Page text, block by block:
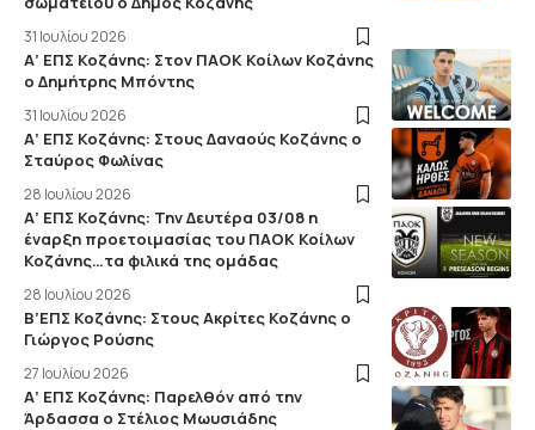
31 Ιουλίου 2026
Α’ ΕΠΣ Κοζάνης: Στον ΠΑΟΚ Κοίλων Κοζάνης
ο Δημήτρης Μπόντης
31 Ιουλίου 2026
Α’ ΕΠΣ Κοζάνης: Στους Δαναούς Κοζάνης ο
Σταύρος Φωλίνας
28 Ιουλίου 2026
Α’ ΕΠΣ Κοζάνης: Την Δευτέρα 03/08 η
έναρξη προετοιμασίας του ΠΑΟΚ Κοίλων
Κοζάνης…τα φιλικά της ομάδας
28 Ιουλίου 2026
Β’ΕΠΣ Κοζάνης: Στους Ακρίτες Κοζάνης ο
Γιώργος Ρούσης
27 Ιουλίου 2026
Α’ ΕΠΣ Κοζάνης: Παρελθόν από την
Άρδασσα ο Στέλιος Μωυσιάδης